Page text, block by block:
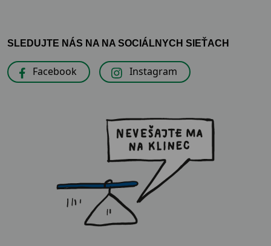
SLEDUJTE NÁS NA NA SOCIÁLNYCH SIEŤACH
Facebook Instagram